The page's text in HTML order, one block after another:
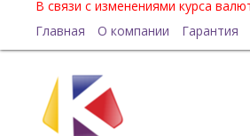
В связи с изменениями курса
Главная
О компании Гарантия